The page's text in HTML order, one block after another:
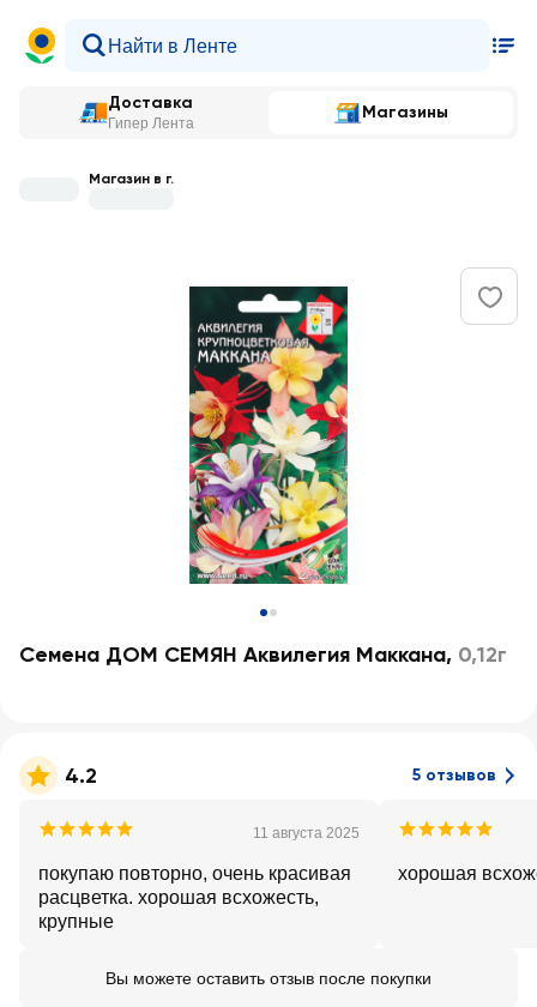
Доставка
Гипер Лента
Магазины
Магазин в г.
Семена ДОМ СЕМЯН Аквилегия Маккана, 0,12г
4.2 5 отзывов
11 августа 2025
покупаю повторно, очень красивая
расцветка. хорошая всхожесть,
крупные
хорошая
Вы можете оставить отзыв после покупки